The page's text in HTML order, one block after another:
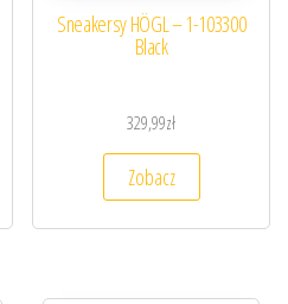
Sneakersy HÖGL – 1-103300
Black
329,99zł
Zobacz